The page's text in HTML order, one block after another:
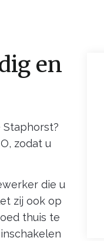
en
zodat u
die u
zij ook op
thuis te